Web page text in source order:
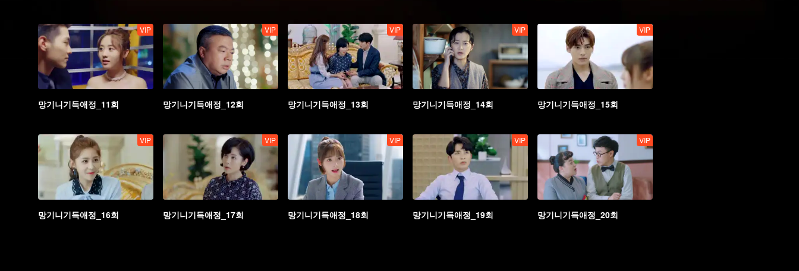
VIP
망기니기득애정_11회
VIP
망기니기득애정_12회
VIP
망기니기득애정_13회
VIP
망기니기득애정_14회
VIP
망기니기득애정_15회
VIP
망기니기득애정_16회
VIP
망기니기득애정_17회
VIP
망기니기득애정_18회
VIP
망기니기득애정_19회
VIP
망기니기득애정_20회